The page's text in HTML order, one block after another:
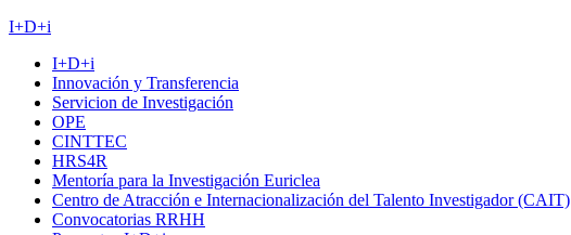
I+D+i
I+D+i
Innovación y Transferencia
Servicion de Investigación
OPE
CINTTEC
HRS4R
Mentoría para la Investigación Euriclea
Centro de Atracción e Internacionalización del Talento Investigador (CAIT)
Convocatorias RRHH